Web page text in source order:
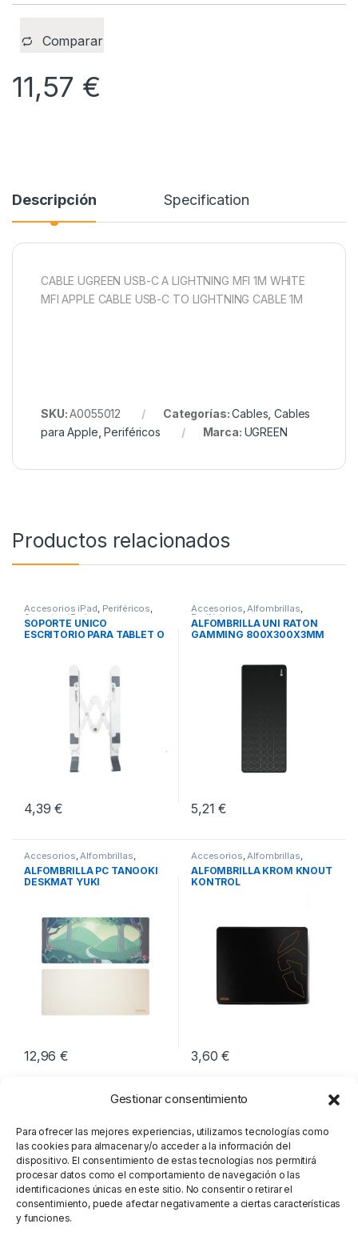
Gestionar consentimiento
Para ofrecer las mejores experiencias, utilizamos tecnologías como
las cookies para almacenar y/o acceder a la información del
dispositivo. El consentimiento de estas tecnologías nos permitirá
procesar datos como el comportamiento de navegación o las
identificaciones únicas en este sitio. No consentir o retirar el
consentimiento, puede afectar negativamente a ciertas características
y funciones.
Comparar
11,57 €
Descripción Specification
CABLE UGREEN USB-C A LIGHTNING MFI 1M WHITE
MFI APPLE CABLE USB-C TO LIGHTNING CABLE 1M
SKU:A0055012 Categorías:Cables ,Cables
para Apple ,Periféricos Marca: UGREEN
Productos relacionados
Accesorios iPad, Periféricos,
Soportes iPad
SOPORTE UNICO
ESCRITORIO PARA TABLET O
4,39€
Accesorios,Alfombrillas,
Periféricos
ALFOMBRILLA UNI RATON
GAMMING 800X300X3MM
5,21€
Accesorios,Alfombrillas,
Periféricos
ALFOMBRILLA PC TANOOKI
DESKMAT YUKI
12,96€
Accesorios,Alfombrillas,
Periféricos
ALFOMBRILLA KROM KNOUT
KONTROL
3,60€